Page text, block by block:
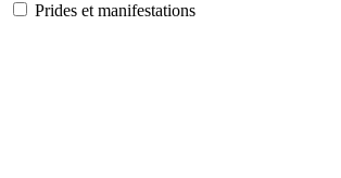
Prides et manifestations